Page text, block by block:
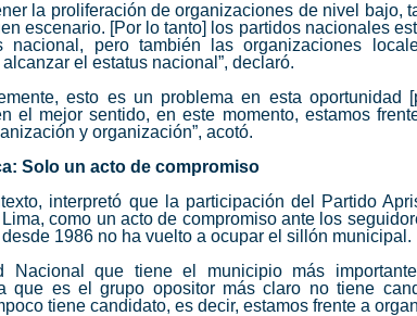
la proliferación de organizaciones de nivel bajo,
escenario. [Por lo tanto] los partidos nacionales
nacional, pero también las organizaciones
el estatus nacional”, declaró.
esto es un problema en esta
el mejor sentido, en este momento, estamos
y organización”, acotó.
Solo un acto de compromiso
interpretó que la participación del Partido
como un acto de compromiso ante los
1986 no ha vuelto a ocupar el sillón municipal.
Nacional que tiene el municipio más
que es el grupo opositor más claro no tiene
tiene candidato, es decir, estamos frente a